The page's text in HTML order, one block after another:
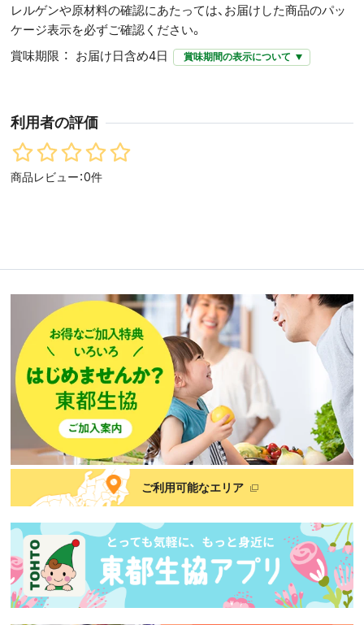
レルゲンや原材料の確認にあたっては、お届けした商品のパッ
ケージ表示を必ずご確認ください。
賞味期限
お届け日含め4日 賞味期間の表示について
利用者の評価
商品レビュー：0件
ご利用可能なエリア